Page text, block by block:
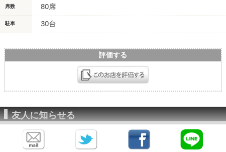
席数 80席
駐車 30台
評価する
友人に知らせる